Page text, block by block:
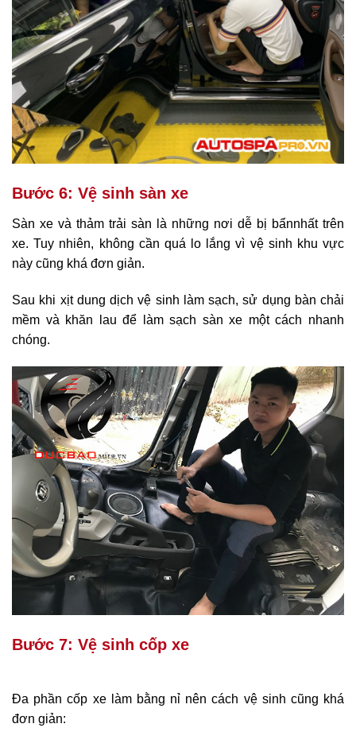
Bước 6: Vệ sinh sàn xe
Sàn xe và thảm trải sàn là những nơi dễ bị bẩnnhất trên
xe. Tuy nhiên, không cần quá lo lắng vì vệ sinh khu vực
này cũng khá đơn giản.
Sau khi xịt dung dịch vệ sinh làm sạch, sử dụng bàn chải
mềm và khăn lau để làm sạch sàn xe một cách nhanh
chóng.
Bước 7: Vệ sinh cốp xe
Đa phần cốp xe làm bằng nỉ nên cách vệ sinh cũng khá
đơn giản: